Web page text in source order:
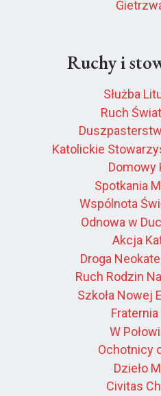
Ruchy i
Służba
Ruch
Katolickie
Domowy
Spotkania
Wspólnota
Odnowa w
Akcja
Droga
Ruch Rodzin
Szkoła Nowej
Fraternia
W
Ochotnicy
Dzieło
Civitas